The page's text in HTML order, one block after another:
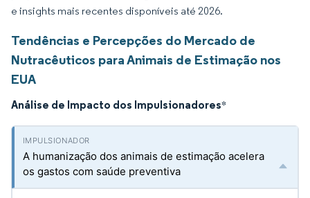
e insights mais recentes disponíveis até 2026.
Tendências e Percepções do Mercado de
Nutracêuticos para Animais de Estimação nos
EUA
Análise de Impacto dos Impulsionadores*
A humanização dos animais de estimação acelera
os gastos com saúde preventiva